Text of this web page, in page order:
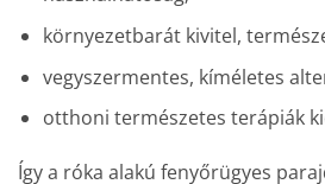
környezetbarát kivitel,
vegyszermentes, kíméletes
otthoni természetes terápiák
Így a róka alakú fenyőrügyes